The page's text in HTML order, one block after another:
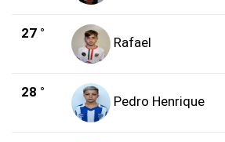
27 °
Rafael
28 °
Pedro Henrique